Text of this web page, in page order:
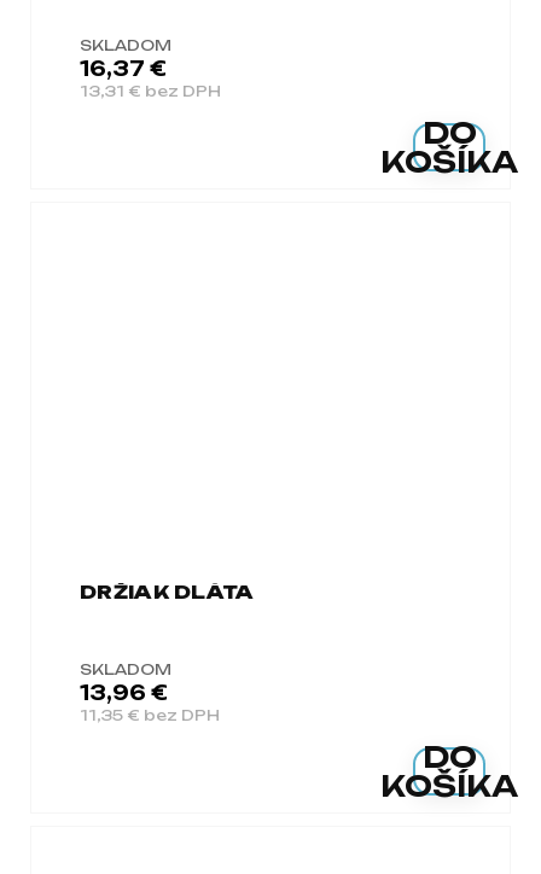
SKLADOM
13,31 € bez DPH
16,37 €
DO
KOŠÍKA
DRŽIAK DLÁTA
SKLADOM
11,35 € bez DPH
13,96 €
DO
KOŠÍKA